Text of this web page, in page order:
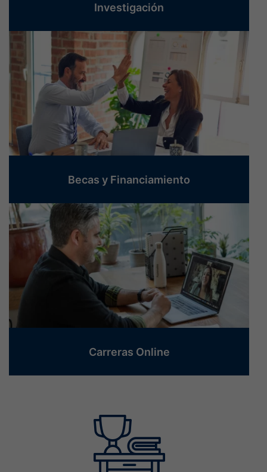
Investigación
Becas y Financiamiento
Carreras Online